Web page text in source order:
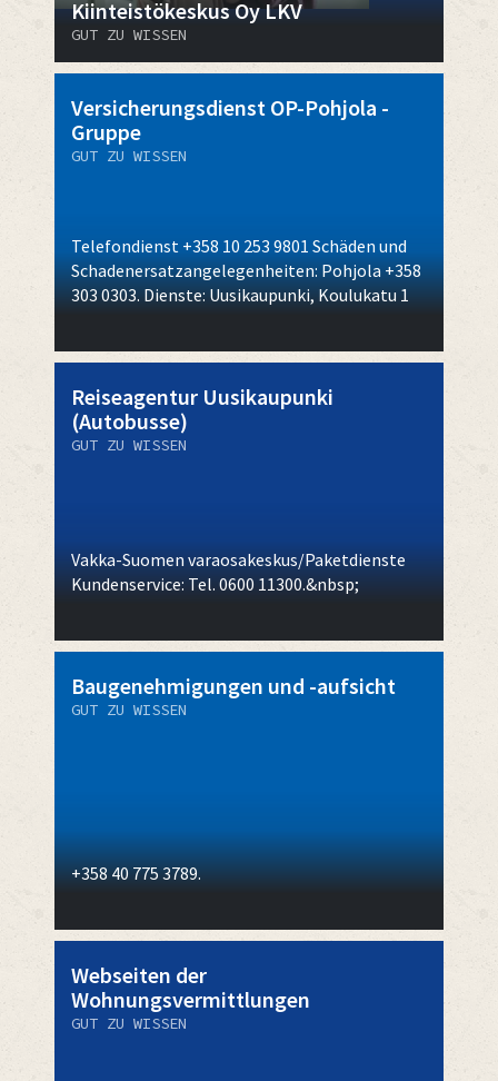
Kiinteistökeskus Oy LKV
GUT ZU WISSEN
Versicherungsdienst OP-Pohjola -
Gruppe
GUT ZU WISSEN
Telefondienst +358 10 253 9801 Schäden und
Schadenersatzangelegenheiten: Pohjola +358
303 0303. Dienste: Uusikaupunki, Koulukatu 1
Reiseagentur Uusikaupunki
(Autobusse)
GUT ZU WISSEN
Vakka-Suomen varaosakeskus/Paketdienste
Kundenservice: Tel. 0600 11300.&nbsp;
Baugenehmigungen und -aufsicht
GUT ZU WISSEN
+358 40 775 3789.
Webseiten der
Wohnungsvermittlungen
GUT ZU WISSEN